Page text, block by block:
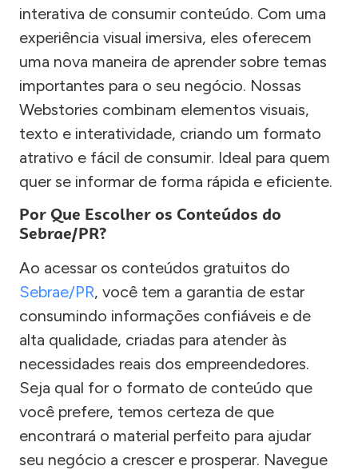
interativa de consumir conteúdo. Com uma
experiência visual imersiva, eles oferecem
uma nova maneira de aprender sobre temas
importantes para o seu negócio. Nossas
Webstories combinam elementos visuais,
texto e interatividade, criando um formato
atrativo e fácil de consumir. Ideal para quem
quer se informar de forma rápida e eficiente.
Por Que Escolher os Conteúdos do
Sebrae/PR?
Ao acessar os conteúdos gratuitos do
Sebrae/PR, você tem a garantia de estar
consumindo informações confiáveis e de
alta qualidade, criadas para atender às
necessidades reais dos empreendedores.
Seja qual for o formato de conteúdo que
você prefere, temos certeza de que
encontrará o material perfeito para ajudar
seu negócio a crescer e prosperar. Navegue